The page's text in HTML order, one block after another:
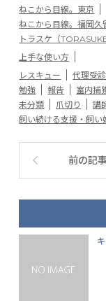
ねこから目線。東京
ねこから目線。福岡久
トラスケ（TORASUKE
上手な使い方
レスキュー 代理受診
勉強
報告 室内捕
未分類
爪切り 講
飼い続ける支援・飼い
前の記事